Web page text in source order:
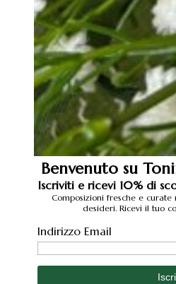
Benvenuto su
Iscriviti e ricevi 10% di
Composizioni fresche e
desideri. Ricevi il tuo
Indirizzo Email